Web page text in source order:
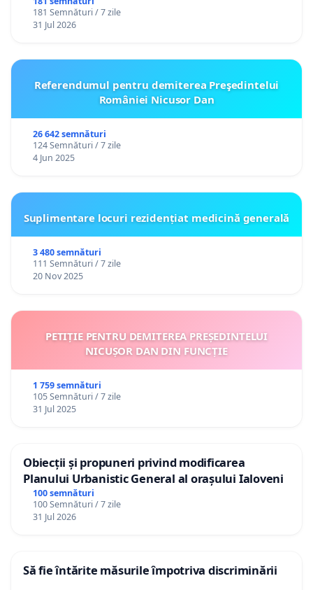
181 Semnături / 7 zile
31 Jul 2026
Referendumul pentru demiterea Preşedintelui
României Nicusor Dan
26 642 semnături
124 Semnături / 7 zile
4 Jun 2025
Suplimentare locuri rezidențiat medicină generală
3 480 semnături
111 Semnături / 7 zile
20 Nov 2025
PETIȚIE PENTRU DEMITEREA PREȘEDINTELUI
NICUȘOR DAN DIN FUNCȚIE
1 759 semnături
105 Semnături / 7 zile
31 Jul 2025
Obiecții și propuneri privind modificarea
Planului Urbanistic General al orașului Ialoveni
100 semnături
100 Semnături / 7 zile
31 Jul 2026
Să fie întărite măsurile împotriva discriminării